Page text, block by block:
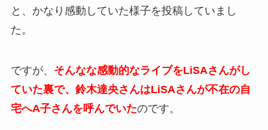
と、かなり感動していた様子を投稿していまし
た。
ですが、 そんなな感動的なライブをLiSAさんがし
ていた裏で、鈴木達央さんはLiSAさんが不在の自
宅へA子さんを呼んでいたのです。